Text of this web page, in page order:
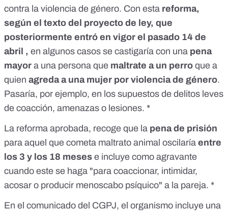
contra la violencia de género. Con esta reforma,
según el texto del proyecto de ley, que
posteriormente entró en vigor el pasado 14 de
abril , en algunos casos se castigaría con una pena
mayor a una persona que maltrate a un perro que a
quien agreda a una mujer por violencia de género.
Pasaría, por ejemplo, en los supuestos de delitos leves
de coacción, amenazas o lesiones. *
La reforma aprobada, recoge que la pena de prisión
para aquel que cometa maltrato animal oscilaría entre
los 3 y los 18 meses e incluye como agravante
cuando este se haga "para coaccionar, intimidar,
acosar o producir menoscabo psíquico" a la pareja. *
En el comunicado del CGPJ, el organismo incluye una